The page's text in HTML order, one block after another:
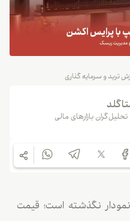
ترید و سرمایه گذاری
بازارهای مالی
نگذشته است؛ قیمت